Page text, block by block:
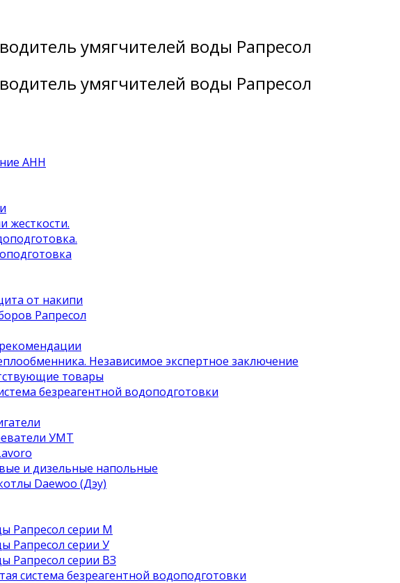
умягчителей воды Рапресол
умягчителей воды Рапресол
АНН
жесткости.
от накипи
Рапресол
Независимое экспертное заключение
товары
безреагентной водоподготовки
УМТ
и дизельные напольные
Daewoo (Дэу)
Рапресол серии М
Рапресол серии У
Рапресол серии ВЗ
система безреагентной водоподготовки